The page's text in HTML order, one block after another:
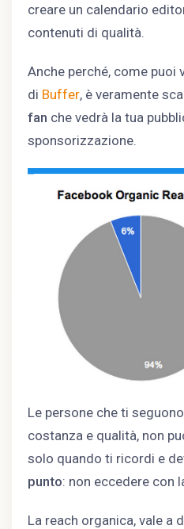
creare un calendario
contenuti di qualità.
Anche perché, come puoi
di Buffer, è veramente
fan che vedrà la tua
sponsorizzazione.
Le persone che ti
costanza e qualità, non
solo quando ti ricordi e
punto: non eccedere con
La reach organica, vale a